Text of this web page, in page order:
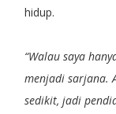
hidup.
“Walau saya
menjadi sarjana.
sedikit, jadi